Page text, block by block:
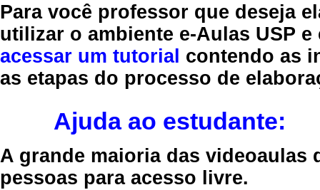
Para você professor que deseja
utilizar o ambiente e-Aulas USP
acessar um tutorial contendo as
as etapas do processo de
Ajuda ao estudante:
A grande maioria das videoaulas
pessoas para acesso livre.